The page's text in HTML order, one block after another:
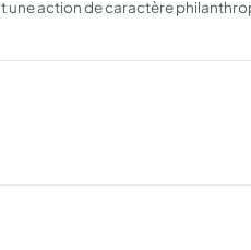
action de caractère